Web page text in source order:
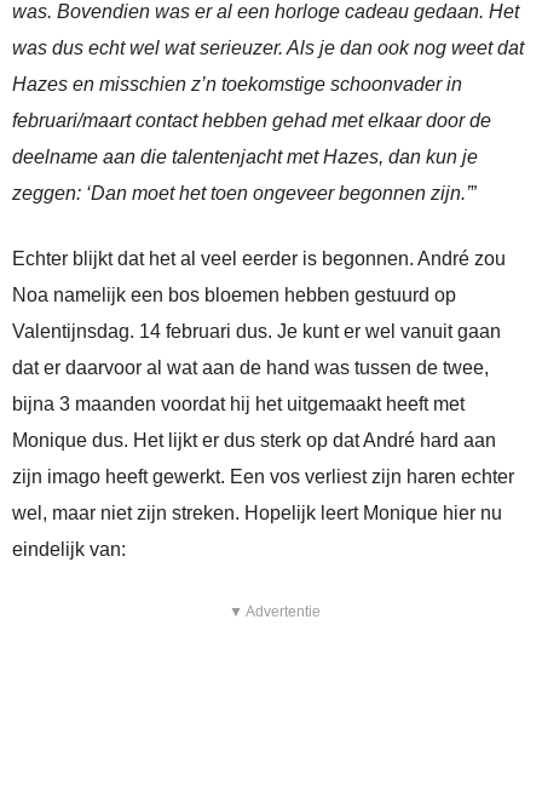
was. Bovendien was er al een horloge cadeau gedaan. Het
was dus echt wel wat serieuzer. Als je dan ook nog weet dat
Hazes en misschien z’n toekomstige schoonvader in
februari/maart contact hebben gehad met elkaar door de
deelname aan die talentenjacht met Hazes, dan kun je
zeggen: ‘Dan moet het toen ongeveer begonnen zijn.’”
Echter blijkt dat het al veel eerder is begonnen. André zou
Noa namelijk een bos bloemen hebben gestuurd op
Valentijnsdag. 14 februari dus. Je kunt er wel vanuit gaan
dat er daarvoor al wat aan de hand was tussen de twee,
bijna 3 maanden voordat hij het uitgemaakt heeft met
Monique dus. Het lijkt er dus sterk op dat André hard aan
zijn imago heeft gewerkt. Een vos verliest zijn haren echter
wel, maar niet zijn streken. Hopelijk leert Monique hier nu
eindelijk van:
▼ Advertentie